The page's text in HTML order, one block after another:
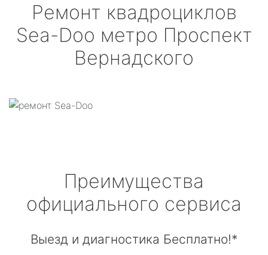
Ремонт квадроциклов
Sea-Doo метро Проспект
Вернадского
Преимущества
официального сервиса
Выезд и диагностика Бесплатно!*